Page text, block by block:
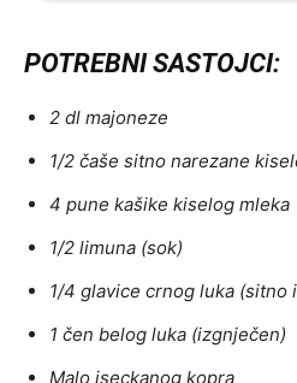
POTREBNI SASTOJCI:
2 dl majoneze
1/2 čaše sitno narezane
4 pune kašike kiselog mleka
1/2 limuna (sok)
1/4 glavice crnog luka (sitno
1 čen belog luka (izgnječen)
Malo iseckanog kopra